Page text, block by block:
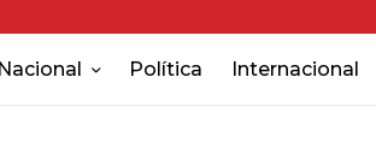
Nacional Política Internacional